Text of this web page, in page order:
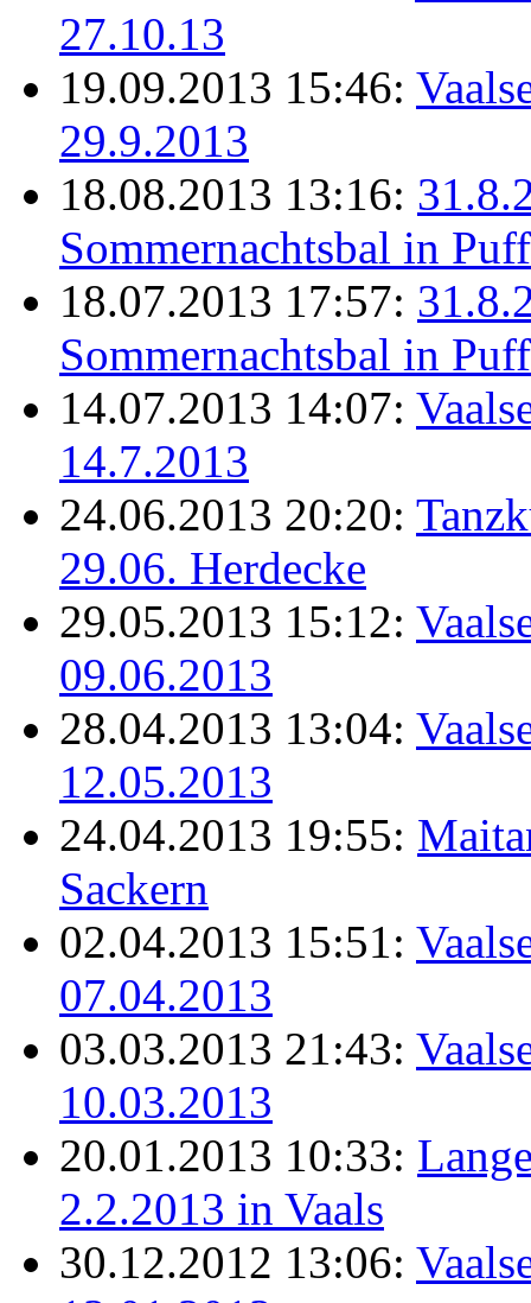
27.10.13
19.09.2013 15:46:
29.9.2013
18.08.2013 13:16:
Sommernachtsbal in
18.07.2013 17:57:
Sommernachtsbal in
14.07.2013 14:07:
14.7.2013
24.06.2013 20:20:
29.06. Herdecke
29.05.2013 15:12:
09.06.2013
28.04.2013 13:04:
12.05.2013
24.04.2013 19:55:
Sackern
02.04.2013 15:51:
07.04.2013
03.03.2013 21:43:
10.03.2013
20.01.2013 10:33:
2.2.2013 in Vaals
30.12.2012 13:06: